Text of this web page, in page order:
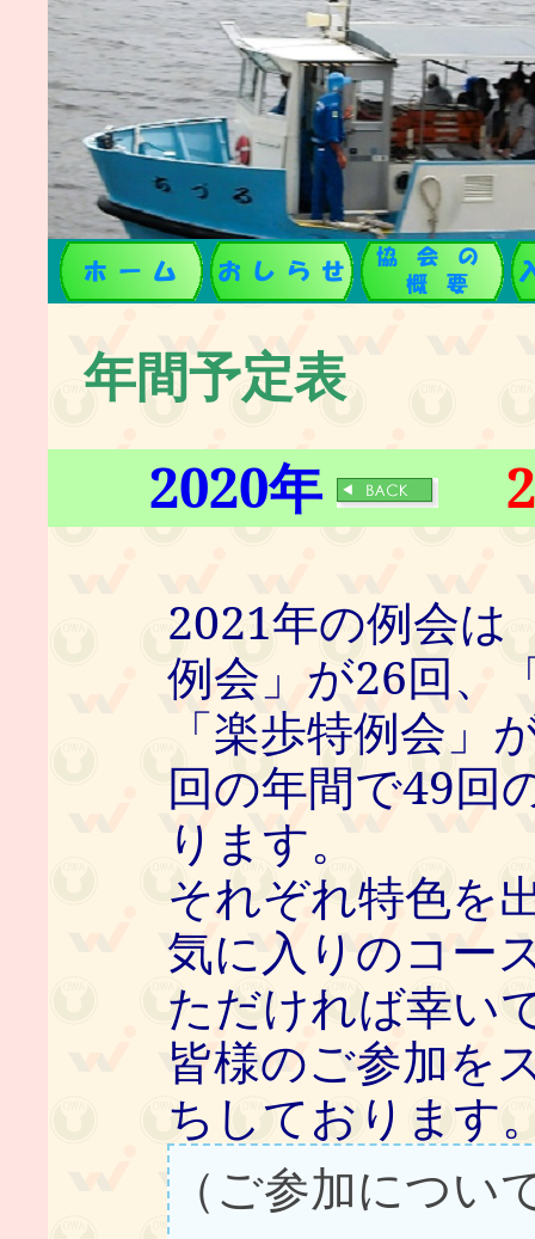
年間予定表
2020年
2021年の例会は
例会」が26回、
「楽歩特例会」
回の年間で49回
ります。
それぞれ特色を
気に入りのコー
ただければ幸い
皆様のご参加を
ちしております
（ご参加につい